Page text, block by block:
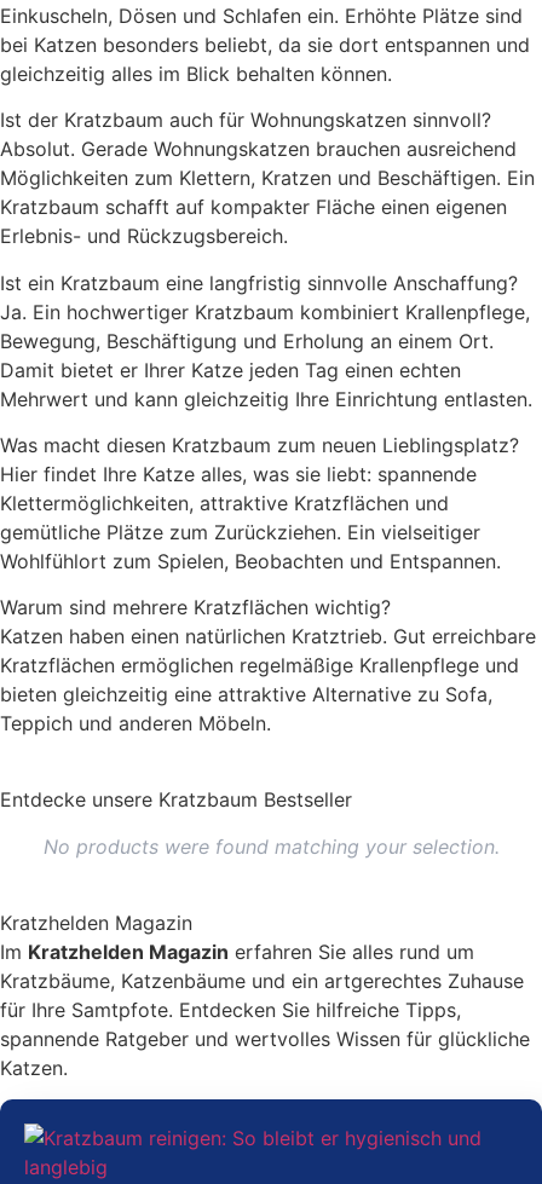
Einkuscheln, Dösen und Schlafen ein. Erhöhte Plätze sind
bei Katzen besonders beliebt, da sie dort entspannen und
gleichzeitig alles im Blick behalten können.
Ist der Kratzbaum auch für Wohnungskatzen sinnvoll?
Absolut. Gerade Wohnungskatzen brauchen ausreichend
Möglichkeiten zum Klettern, Kratzen und Beschäftigen. Ein
Kratzbaum schafft auf kompakter Fläche einen eigenen
Erlebnis- und Rückzugsbereich.
Ist ein Kratzbaum eine langfristig sinnvolle Anschaffung?
Ja. Ein hochwertiger Kratzbaum kombiniert Krallenpflege,
Bewegung, Beschäftigung und Erholung an einem Ort.
Damit bietet er Ihrer Katze jeden Tag einen echten
Mehrwert und kann gleichzeitig Ihre Einrichtung entlasten.
Was macht diesen Kratzbaum zum neuen Lieblingsplatz?
Hier findet Ihre Katze alles, was sie liebt: spannende
Klettermöglichkeiten, attraktive Kratzflächen und
gemütliche Plätze zum Zurückziehen. Ein vielseitiger
Wohlfühlort zum Spielen, Beobachten und Entspannen.
Warum sind mehrere Kratzflächen wichtig?
Katzen haben einen natürlichen Kratztrieb. Gut erreichbare
Kratzflächen ermöglichen regelmäßige Krallenpflege und
bieten gleichzeitig eine attraktive Alternative zu Sofa,
Teppich und anderen Möbeln.
Entdecke unsere Kratzbaum Bestseller
No products were found matching your selection.
Kratzhelden Magazin
Im Kratzhelden Magazin erfahren Sie alles rund um
Kratzbäume, Katzenbäume und ein artgerechtes Zuhause
für Ihre Samtpfote. Entdecken Sie hilfreiche Tipps,
spannende Ratgeber und wertvolles Wissen für glückliche
Katzen.